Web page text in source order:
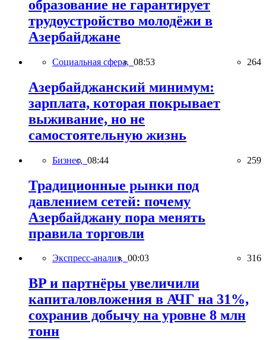
образование не гарантирует
трудоустройство молодёжи в
Азербайджане
Социальная сфера, 08:53 264
Азербайджанский минимум:
зарплата, которая покрывает
выживание, но не
самостоятельную жизнь
Бизнес, 08:44 259
Традиционные рынки под
давлением сетей: почему
Азербайджану пора менять
правила торговли
Экспресс-анализ, 00:03 316
BP и партнёры увеличили
капиталовложения в АЧГ на 31%,
сохранив добычу на уровне 8 млн
тонн